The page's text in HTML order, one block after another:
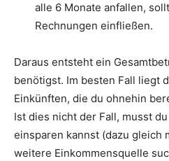
alle 6 Monate anfallen,
Rechnungen einfließen.
Daraus entsteht ein
benötigst. Im besten Fall liegt
Einkünften, die du ohnehin
Ist dies nicht der Fall, musst
einsparen kannst (dazu gleich
weitere Einkommensquelle